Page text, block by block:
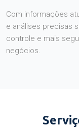
Com informações
e análises precisas
controle e mais
negócios.